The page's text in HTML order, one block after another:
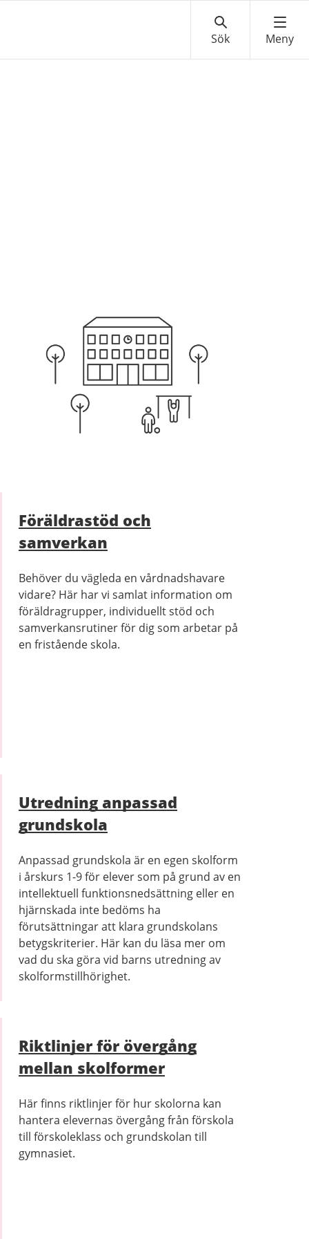
Föräldrastöd och
samverkan
Behöver du vägleda en vårdnadshavare
vidare? Här har vi samlat information om
föräldragrupper, individuellt stöd och
samverkansrutiner för dig som arbetar på
en fristående skola.
Utredning anpassad
grundskola
Anpassad grundskola är en egen skolform
i årskurs 1-9 för elever som på grund av en
intellektuell funktionsnedsättning eller en
hjärnskada inte bedöms ha
förutsättningar att klara grundskolans
betygskriterier. Här kan du läsa mer om
vad du ska göra vid barns utredning av
skolformstillhörighet.
Riktlinjer för övergång
mellan skolformer
Här finns riktlinjer för hur skolorna kan
hantera elevernas övergång från förskola
till förskoleklass och grundskolan till
gymnasiet.